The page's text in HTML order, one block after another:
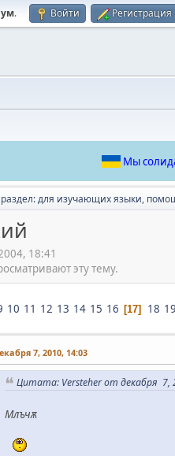
. Войти Регистрация
Мы
для изучающих языки,
18:41
эту тему.
10 11 12 13 14 15 16 17 18 19
7, 2010, 14:03
Цитата: Versteher от декабря 7,
Млъчѫ